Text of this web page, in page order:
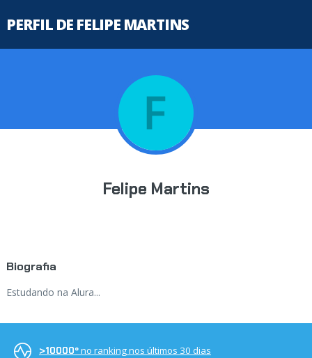
PERFIL DE FELIPE MARTINS
Felipe Martins
Biografia
Estudando na Alura...
>10000ºno ranking nos últimos 30 dias